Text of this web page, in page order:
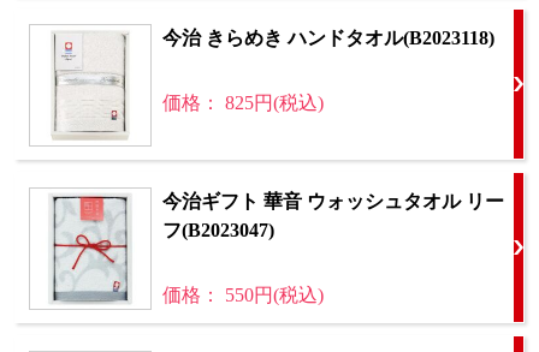
今治 きらめき ハンドタオル(B2023118)
価格： 825円(税込)
今治ギフト 華音 ウォッシュタオル リー
フ(B2023047)
価格： 550円(税込)